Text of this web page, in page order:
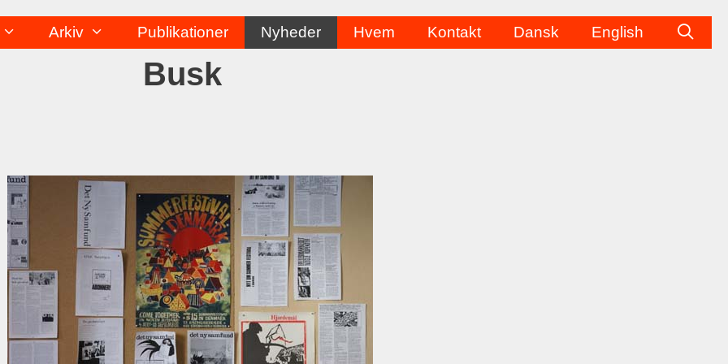
Arkiv Publikationer Nyheder Hvem Kontakt Dansk English
Busk